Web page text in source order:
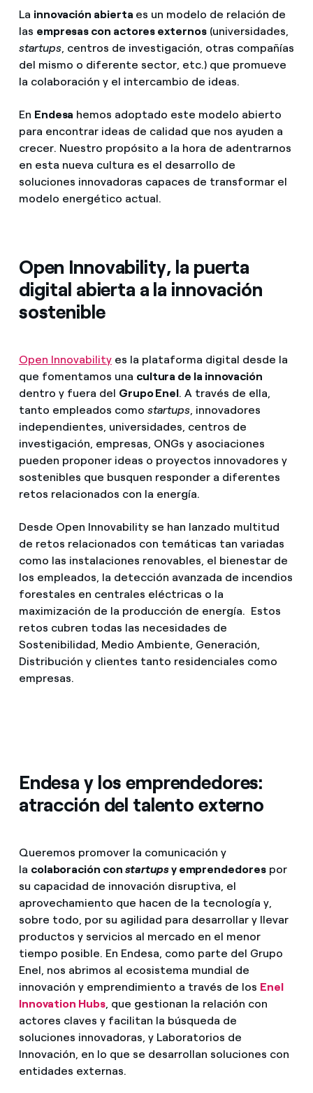
La innovación abierta es un modelo de relación de
las empresas con actores externos(universidades,
startups, centros de investigación, otras compañías
del mismo o diferente sector, etc.) que promueve
la colaboración y el intercambio de ideas.
En Endesa hemos adoptado este modelo abierto
para encontrar ideas de calidad que nos ayuden a
crecer. Nuestro propósito a la hora de adentrarnos
en esta nueva cultura es el desarrollo de
soluciones innovadoras capaces de transformar el
modelo energético actual.
Open Innovability, la puerta
digital abierta a la innovación
sostenible
Open Innovabilityes la plataforma digital desde la
que fomentamos una cultura de la innovación
dentro y fuera del Grupo Enel. A través de ella,
tanto empleados como startups, innovadores
independientes, universidades, centros de
investigación, empresas, ONGs y asociaciones
pueden proponer ideas o proyectos innovadores y
sostenibles que busquen responder a diferentes
retos relacionados con la energía.
Desde Open Innovability se han lanzado multitud
de retos relacionados con temáticas tan variadas
como las instalaciones renovables, el bienestar de
los empleados, la detección avanzada de incendios
forestales en centrales eléctricas o la
maximización de la producción de energía. Estos
retos cubren todas las necesidades de
Sostenibilidad, Medio Ambiente, Generación,
Distribución y clientes tanto residenciales como
empresas.
Endesa y los emprendedores:
atracción del talento externo
Queremos promover la comunicación y
la colaboración con startupsy emprendedorespor
su capacidad de innovación disruptiva, el
aprovechamiento que hacen de la tecnología y,
sobre todo, por su agilidad para desarrollar y llevar
productos y servicios al mercado en el menor
tiempo posible. En Endesa, como parte del Grupo
Enel, nos abrimos al ecosistema mundial de
innovación y emprendimiento a través de los Enel
Innovation Hubs, que gestionan la relación con
actores claves y facilitan la búsqueda de
soluciones innovadoras, y Laboratorios de
Innovación, en lo que se desarrollan soluciones con
entidades externas.